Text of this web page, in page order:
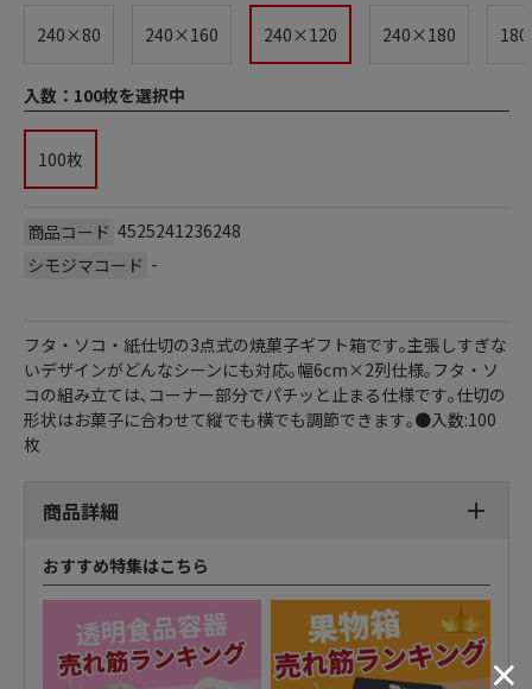
240×80 240×160 240×120 240×180
入数： 100枚を選択中
100枚
商品コード 4525241236248
シモジマコード -
フタ・ソコ・紙仕切の3点式の焼菓子ギフト箱です｡主張しすぎな
いデザインがどんなシーンにも対応｡幅6cm×2列仕様｡フタ・ソ
コの組み立ては､コーナー部分でパチッと止まる仕様です｡仕切の
形状はお菓子に合わせて縦でも横でも調節できます｡●入数:100
枚
商品詳細
おすすめ特集はこちら